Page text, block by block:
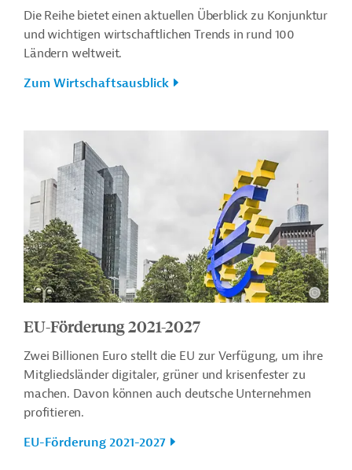
Die Reihe bietet einen aktuellen Überblick zu Konjunktur
und wichtigen wirtschaftlichen Trends in rund 100
Ländern weltweit.
Zum Wirtschaftsausblick
EU-Förderung 2021-2027
Zwei Billionen Euro stellt die EU zur Verfügung, um ihre
Mitgliedsländer digitaler, grüner und krisenfester zu
machen. Davon können auch deutsche Unternehmen
profitieren.
EU-Förderung 2021-2027